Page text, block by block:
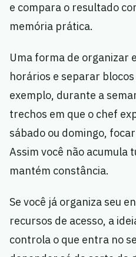
e compara o resultado
memória prática.
Uma forma de organizar
horários e separar
exemplo, durante a
trechos em que o chef
sábado ou domingo,
Assim você não acumula
mantém constância.
Se você já organiza seu
recursos de acesso, a
controla o que entra no